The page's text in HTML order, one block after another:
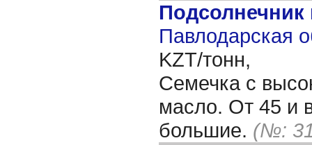
Павлодарская
KZT/тонн,
Семечка с
масло. От 45
большие. (№: